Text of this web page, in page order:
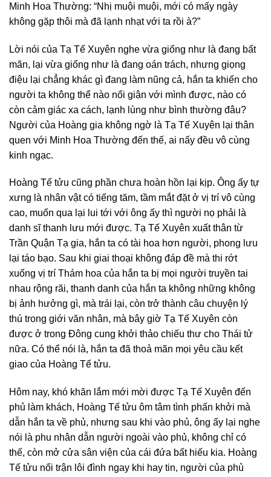
Minh Hoa Thường: “Nhị muội muội, mới có mấy ngày
không gặp thôi mà đã lạnh nhạt với ta rồi à?”
Lời nói của Tạ Tế Xuyên nghe vừa giống như là đang bất
mãn, lại vừa giống như là đang oán trách, nhưng giọng
điệu lại chẳng khác gì đang làm nũng cả, hắn ta khiến cho
người ta không thể nào nổi giận với mình được, nào có
còn cảm giác xa cách, lạnh lùng như bình thường đâu?
Người của Hoàng gia không ngờ là Tạ Tế Xuyên lại thân
quen với Minh Hoa Thường đến thế, ai nấy đều vô cùng
kinh ngạc.
Hoàng Tế tửu cũng phần chưa hoàn hồn lại kịp. Ông ấy tự
xưng là nhân vật có tiếng tăm, tầm mắt đặt ở vị trí vô cùng
cao, muốn qua lại lui tới với ông ấy thì người nọ phải là
danh sĩ thanh lưu mới được. Tạ Tế Xuyên xuất thân từ
Trần Quận Tạ gia, hắn ta có tài hoa hơn người, phong lưu
lại táo bạo. Sau khi giai thoại không đáp đề mà thi rớt
xuống vị trí Thám hoa của hắn ta bị mọi người truyền tai
nhau rộng rãi, thanh danh của hắn ta không những không
bị ảnh hưởng gì, mà trái lại, còn trở thành câu chuyện lý
thú trong giới văn nhân, mà bây giờ Tạ Tế Xuyên còn
được ở trong Đông cung khởi thảo chiếu thư cho Thái tử
nữa. Có thể nói là, hắn ta đã thoả mãn mọi yêu cầu kết
giao của Hoàng Tế tửu.
Hôm nay, khó khăn lắm mới mời được Tạ Tế Xuyên đến
phủ làm khách, Hoàng Tế tửu ôm tâm tình phấn khởi mà
dẫn hắn ta về phủ, nhưng sau khi vào phủ, ông ấy lại nghe
nói là phu nhân dẫn người ngoài vào phủ, không chỉ có
thế, còn mở cửa sân viện của cái đứa bất hiếu kia. Hoàng
Tế tửu nổi trận lôi đình ngay khi hay tin, người của phủ